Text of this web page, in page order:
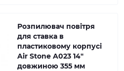
Розпилювач повітря
для ставка в
пластиковому корпусі
Air Stone A023 14"
довжиною 355 мм